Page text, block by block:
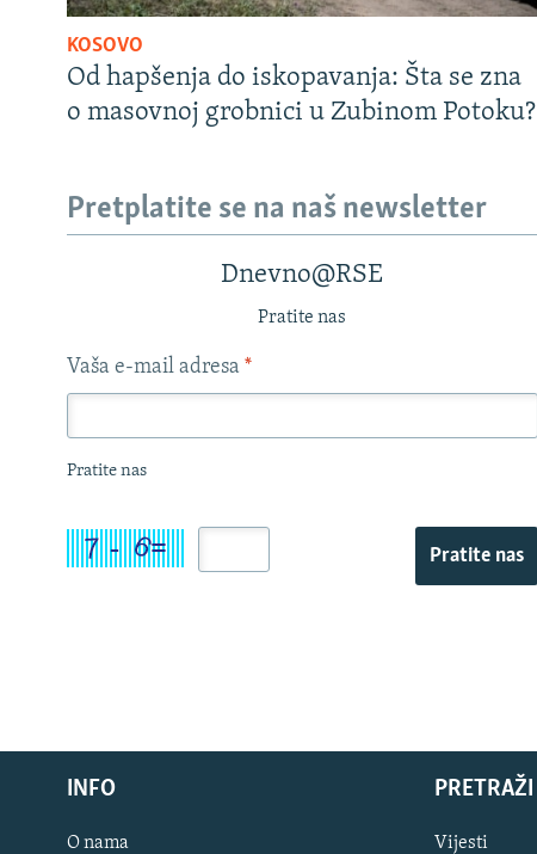
KOSOVO
Od hapšenja do iskopavanja: Šta se zna
o masovnoj grobnici u Zubinom Potoku?
Pretplatite se na naš newsletter
Dnevno@RSE
Pratite nas
Vaša e-mail adresa *
Pratite nas
Pratite nas
INFO
O nama
PRETRAŽI
Vijesti